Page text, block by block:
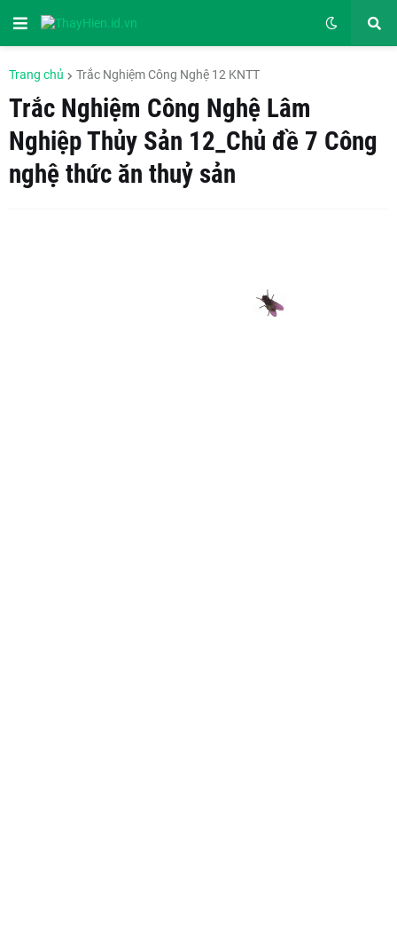
Trang chủ Trắc Nghiệm Công Nghệ 12 KNTT
Trắc Nghiệm Công Nghệ Lâm
Nghiệp Thủy Sản 12_Chủ đề 7 Công
nghệ thức ăn thuỷ sản